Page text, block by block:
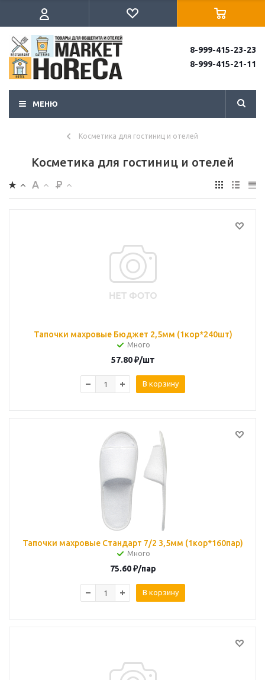
8-999-415-23-23
8-999-415-21-11
МЕНЮ
Косметика для гостиниц и отелей
Косметика для гостиниц и отелей
Тапочки махровые Бюджет 2,5мм (1кор*240шт)
Много
57.80₽/шт
В корзину
Тапочки махровые Стандарт 7/2 3,5мм (1кор*160пар)
Много
75.60₽/пар
В корзину